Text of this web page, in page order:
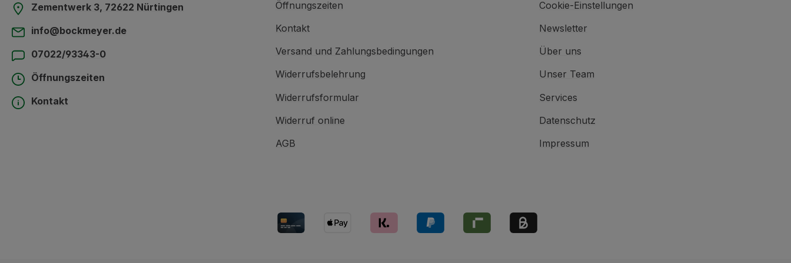
Zementwerk 3, 72622 Nürtingen
info@bockmeyer.de
07022/93343-0
Öffnungszeiten
Kontakt
Öffnungszeiten
Kontakt
Versand und Zahlungsbedingungen
Widerrufsbelehrung
Widerrufsformular
Widerruf online
AGB
Cookie-Einstellungen
Newsletter
Über uns
Unser Team
Services
Datenschutz
Impressum